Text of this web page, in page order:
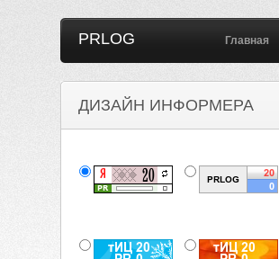
PRLOG Главная
ДИЗАЙН ИНФОРМЕРА